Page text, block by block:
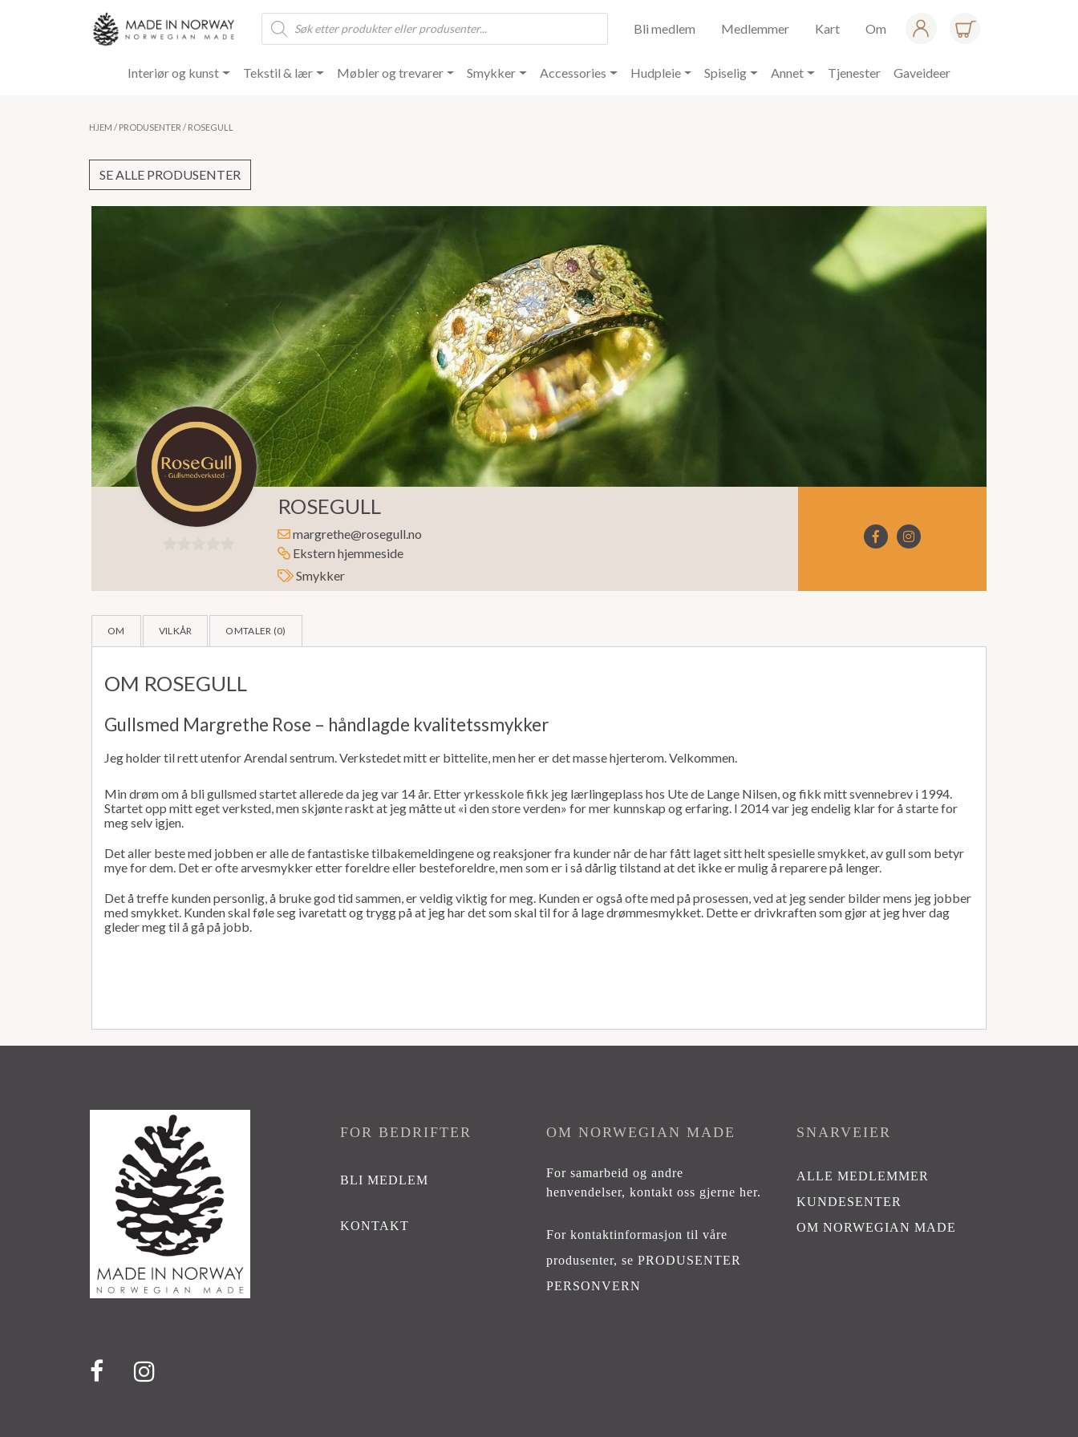
Products
search
Bli medlem Medlemmer Kart Om
Interiør og kunst Tekstil & lær Møbler og trevarer Smykker Accessories Hudpleie Spiselig Annet Tjenester Gaveideer
HJEM / PRODUSENTER / ROSEGULL
SE ALLE PRODUSENTER
ROSEGULL
margrethe@rosegull.no
Ekstern hjemmeside
Smykker
OM VILKÅR OMTALER (0)
OM ROSEGULL
Gullsmed Margrethe Rose – håndlagde kvalitetssmykker
Jeg holder til rett utenfor Arendal sentrum. Verkstedet mitt er bittelite, men her er det masse hjerterom. Velkommen.
Min drøm om å bli gullsmed startet allerede da jeg var 14 år. Etter yrkesskole fikk jeg lærlingeplass hos Ute de Lange Nilsen, og fikk mitt svennebrev i 1994.
Startet opp mitt eget verksted, men skjønte raskt at jeg måtte ut «i den store verden» for mer kunnskap og erfaring. I 2014 var jeg endelig klar for å starte for
meg selv igjen.
Det aller beste med jobben er alle de fantastiske tilbakemeldingene og reaksjoner fra kunder når de har fått laget sitt helt spesielle smykket, av gull som betyr
mye for dem. Det er ofte arvesmykker etter foreldre eller besteforeldre, men som er i så dårlig tilstand at det ikke er mulig å reparere på lenger.
Det å treffe kunden personlig, å bruke god tid sammen, er veldig viktig for meg. Kunden er også ofte med på prosessen, ved at jeg sender bilder mens jeg jobber
med smykket. Kunden skal føle seg ivaretatt og trygg på at jeg har det som skal til for å lage drømmesmykket. Dette er drivkraften som gjør at jeg hver dag
gleder meg til å gå på jobb.
FOR BEDRIFTER
BLI MEDLEM
KONTAKT
OM NORWEGIAN MADE
For samarbeid og andre
henvendelser,kontakt oss gjerne her.
For kontaktinformasjon til våre
produsenter, sePRODUSENTER
PERSONVERN
SNARVEIER
ALLE MEDLEMMER
KUNDESENTER
OM NORWEGIAN MADE